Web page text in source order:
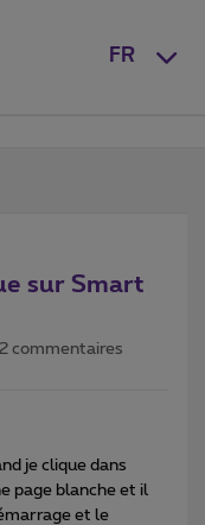
FR
sur Smart
2 commentaires
je clique dans
page blanche et il
et le